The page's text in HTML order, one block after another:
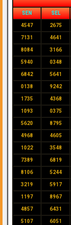
SEN SEL
4547 2675
7131 4641
8084 3166
5940 0348
6842 5641
0138 9242
1735 4368
1093 0375
5620 8795
4968 4605
1022 3548
7389 6819
8106 5244
3219 5917
1197 8967
4857 6431
5107 6051